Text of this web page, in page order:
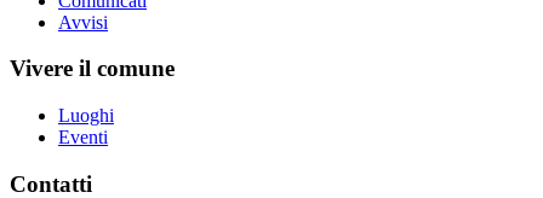
Avvisi
Vivere il comune
Luoghi
Eventi
Contatti